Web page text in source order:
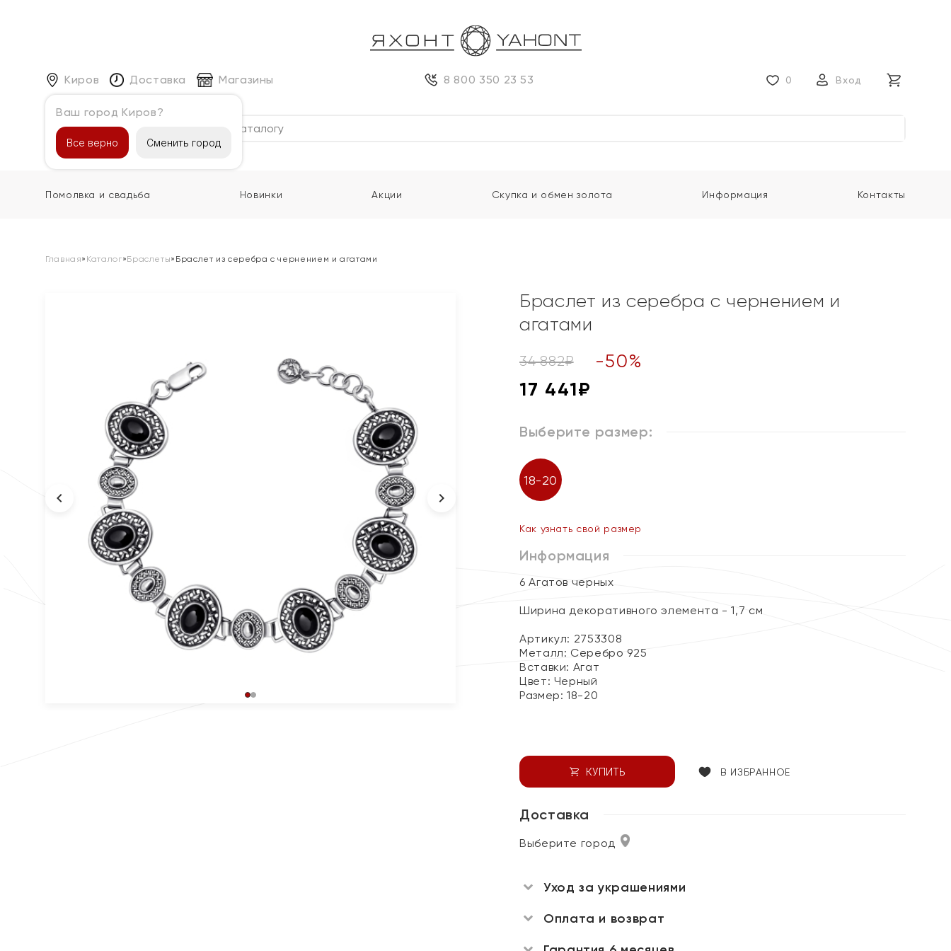
Киров
Ваш город Киров?
Все верно Сменить город
Доставка Магазины 8 800 350 23 53 0 Вход
Каталог
Помолвка и свадьба Новинки Акции Скупка и обмен золота Информация Контакты
Главная» Каталог»Браслеты» Браслет из серебра с чернением и агатами
Браслет из серебра с чернением и
агатами
34 882₽ -50%
17 441₽
Выберите размер:
18-20
Как узнать свой размер
Информация
6 Агатов черных
Ширина декоративного элемента - 1,7 см
Артикул: 2753308
Металл: Серебро 925
Вставки: Агат
Цвет: Черный
Размер:18-20
КУПИТЬ В ИЗБРАННОЕ
Доставка
Выберите город
Уход за украшениями
Оплата и возврат